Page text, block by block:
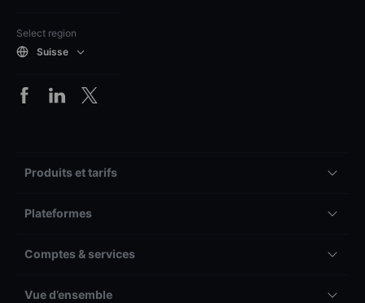
Select region
Suisse
Produits et tarifs
Plateformes
Comptes & services
Vue d’ensemble